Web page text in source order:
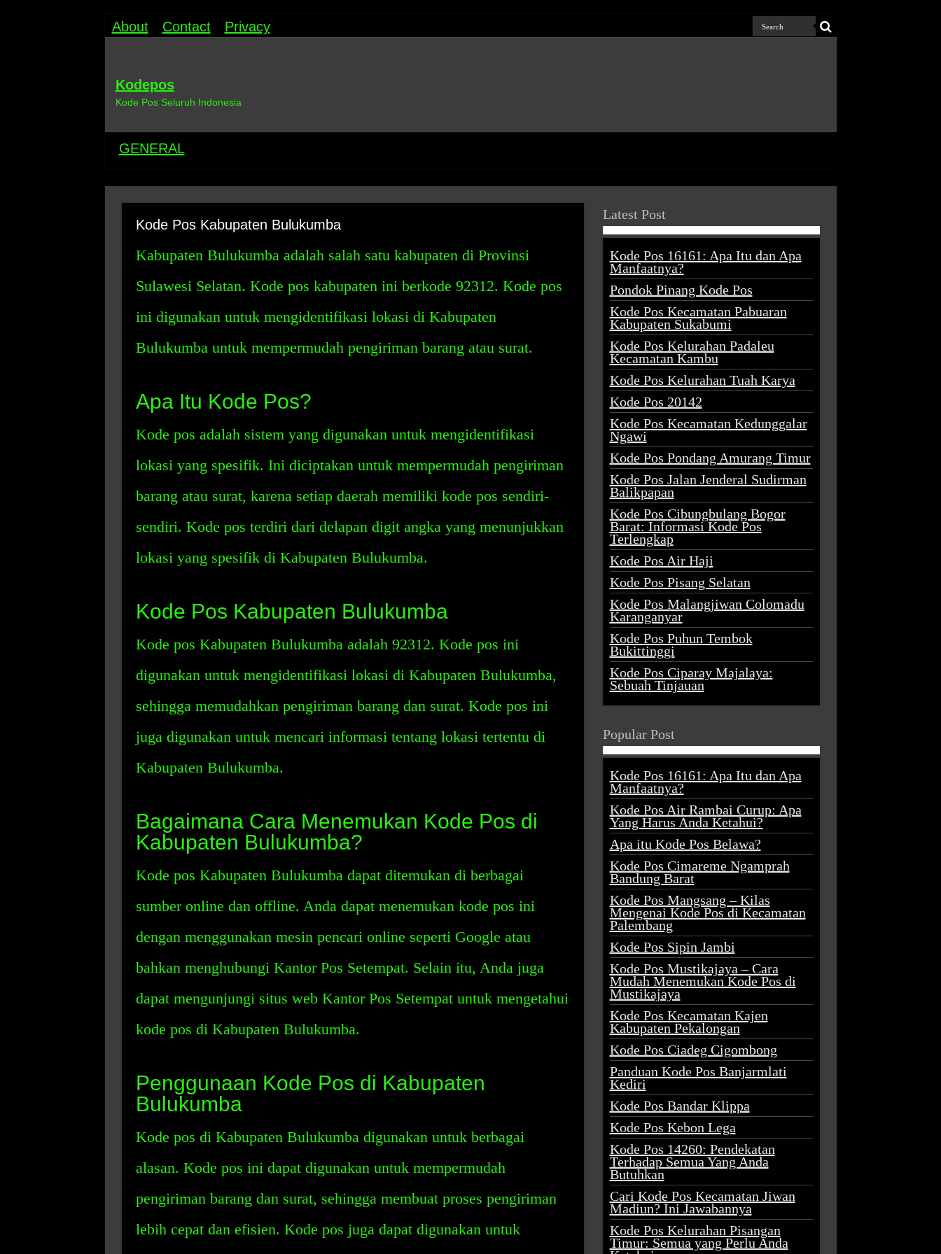
About Contact Privacy
Kodepos
Kode Pos Seluruh Indonesia
GENERAL
Kode Pos Kabupaten Bulukumba
Kabupaten Bulukumba adalah salah satu kabupaten di Provinsi
Sulawesi Selatan. Kode pos kabupaten ini berkode 92312. Kode pos
ini digunakan untuk mengidentifikasi lokasi di Kabupaten
Bulukumba untuk mempermudah pengiriman barang atau surat.
Apa Itu Kode Pos?
Kode pos adalah sistem yang digunakan untuk mengidentifikasi
lokasi yang spesifik. Ini diciptakan untuk mempermudah pengiriman
barang atau surat, karena setiap daerah memiliki kode pos sendiri-
sendiri. Kode pos terdiri dari delapan digit angka yang menunjukkan
lokasi yang spesifik di Kabupaten Bulukumba.
Kode Pos Kabupaten Bulukumba
Kode pos Kabupaten Bulukumba adalah 92312. Kode pos ini
digunakan untuk mengidentifikasi lokasi di Kabupaten Bulukumba,
sehingga memudahkan pengiriman barang dan surat. Kode pos ini
juga digunakan untuk mencari informasi tentang lokasi tertentu di
Kabupaten Bulukumba.
Bagaimana Cara Menemukan Kode Pos di
Kabupaten Bulukumba?
Kode pos Kabupaten Bulukumba dapat ditemukan di berbagai
sumber online dan offline. Anda dapat menemukan kode pos ini
dengan menggunakan mesin pencari online seperti Google atau
bahkan menghubungi Kantor Pos Setempat. Selain itu, Anda juga
dapat mengunjungi situs web Kantor Pos Setempat untuk mengetahui
kode pos di Kabupaten Bulukumba.
Penggunaan Kode Pos di Kabupaten
Bulukumba
Kode pos di Kabupaten Bulukumba digunakan untuk berbagai
alasan. Kode pos ini dapat digunakan untuk mempermudah
pengiriman barang dan surat, sehingga membuat proses pengiriman
lebih cepat dan efisien. Kode pos juga dapat digunakan untuk
Latest Post
Kode Pos 16161: Apa Itu dan Apa
Manfaatnya?
Pondok Pinang Kode Pos
Kode Pos Kecamatan Pabuaran
Kabupaten Sukabumi
Kode Pos Kelurahan Padaleu
Kecamatan Kambu
Kode Pos Kelurahan Tuah Karya
Kode Pos 20142
Kode Pos Kecamatan Kedunggalar
Ngawi
Kode Pos Pondang Amurang Timur
Kode Pos Jalan Jenderal Sudirman
Balikpapan
Kode Pos Cibungbulang Bogor
Barat: Informasi Kode Pos
Terlengkap
Kode Pos Air Haji
Kode Pos Pisang Selatan
Kode Pos Malangjiwan Colomadu
Karanganyar
Kode Pos Puhun Tembok
Bukittinggi
Kode Pos Ciparay Majalaya:
Sebuah Tinjauan
Popular Post
Kode Pos 16161: Apa Itu dan Apa
Manfaatnya?
Kode Pos Air Rambai Curup: Apa
Yang Harus Anda Ketahui?
Apa itu Kode Pos Belawa?
Kode Pos Cimareme Ngamprah
Bandung Barat
Kode Pos Mangsang – Kilas
Mengenai Kode Pos di Kecamatan
Palembang
Kode Pos Sipin Jambi
Kode Pos Mustikajaya – Cara
Mudah Menemukan Kode Pos di
Mustikajaya
Kode Pos Kecamatan Kajen
Kabupaten Pekalongan
Kode Pos Ciadeg Cigombong
Panduan Kode Pos Banjarmlati
Kediri
Kode Pos Bandar Klippa
Kode Pos Kebon Lega
Kode Pos 14260: Pendekatan
Terhadap Semua Yang Anda
Butuhkan
Cari Kode Pos Kecamatan Jiwan
Madiun? Ini Jawabannya
Kode Pos Kelurahan Pisangan
Timur: Semua yang Perlu Anda